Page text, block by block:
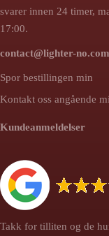
svarer innen 24 timer,
17:00.
contact@lighter-no.com
Spor bestillingen min
Kontakt oss angående
Kundeanmeldelser
Takk for tilliten og de